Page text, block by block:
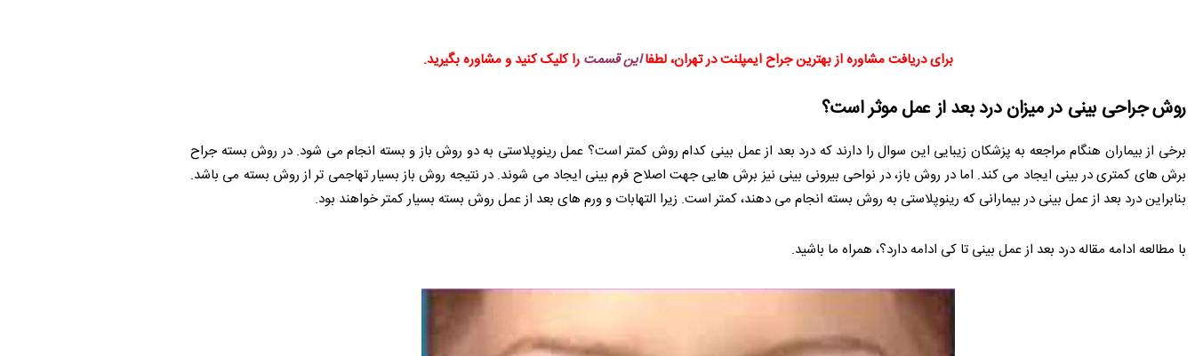
برای دریافت مشاوره از بهترین جراح ایمپلنت در تهران، لطفااین قسمت را کلیک کنید و مشاوره بگیرید.
روش جراحی بینی در میزان درد بعد از عمل موثر است؟
برخی از بیماران هنگام مراجعه به پزشکان زیبایی این سوال را دارند که درد بعد از عمل بینی کدام روش کمتر است؟ عمل رینوپلاستی به دو روش باز و بسته انجام می شود. در روش بسته جراح
برش های کمتری در بینی ایجاد می کند. اما در روش باز، در نواحی بیرونی بینی نیز برش هایی جهت اصلاح فرم بینی ایجاد می شوند. در نتیجه روش باز بسیار تهاجمی تر از روش بسته می باشد.
بنابراین درد بعد از عمل بینی در بیمارانی که رینوپلاستی به روش بسته انجام می دهند، کمتر است. زیرا التهابات و ورم های بعد از عمل روش بسته بسیار کمتر خواهند بود.
با مطالعه ادامه مقاله درد بعد از عمل بینی تا کی ادامه دارد؟، همراه ما باشید.